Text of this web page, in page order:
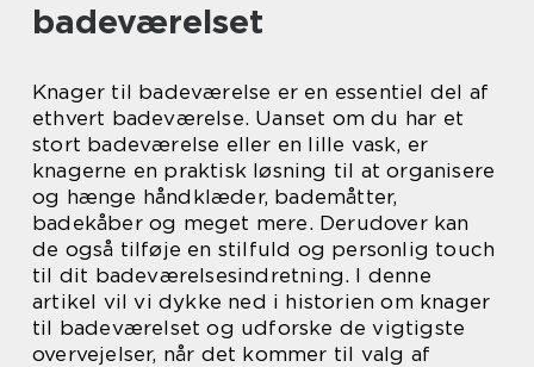
badeværelset
Knager til badeværelse er en essentiel del af
ethvert badeværelse. Uanset om du har et
stort badeværelse eller en lille vask, er
knagerne en praktisk løsning til at organisere
og hænge håndklæder, bademåtter,
badekåber og meget mere. Derudover kan
de også tilføje en stilfuld og personlig touch
til dit badeværelsesindretning. I denne
artikel vil vi dykke ned i historien om knager
til badeværelset og udforske de vigtigste
overvejelser, når det kommer til valg af